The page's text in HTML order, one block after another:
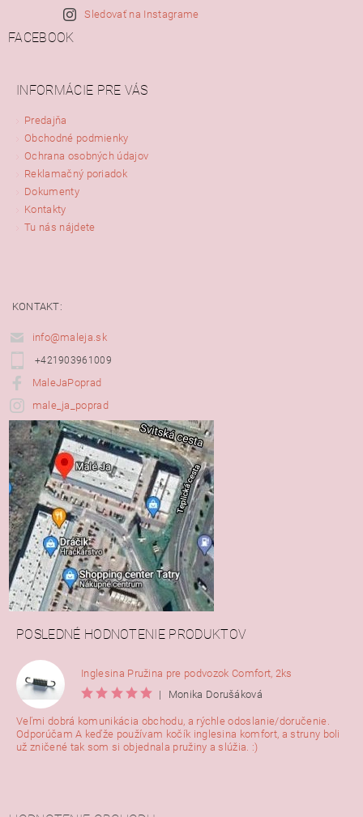
Sledovať na Instagrame
FACEBOOK
INFORMÁCIE PRE VÁS
Predajňa
Obchodné podmienky
Ochrana osobných údajov
Reklamačný poriadok
Dokumenty
Kontakty
Tu nás nájdete
KONTAKT:
info@maleja.sk
+421903961009
MaleJaPoprad
male_ja_poprad
POSLEDNÉ HODNOTENIE PRODUKTOV
Inglesina Pružina pre podvozok Comfort, 2ks
|
Monika Dorušáková
Veľmi dobrá komunikácia obchodu, a rýchle odoslanie/doručenie.
Odporúčam A keďže používam kočík inglesina komfort, a struny boli
už zničené tak som si objednala pružiny a slúžia. :)